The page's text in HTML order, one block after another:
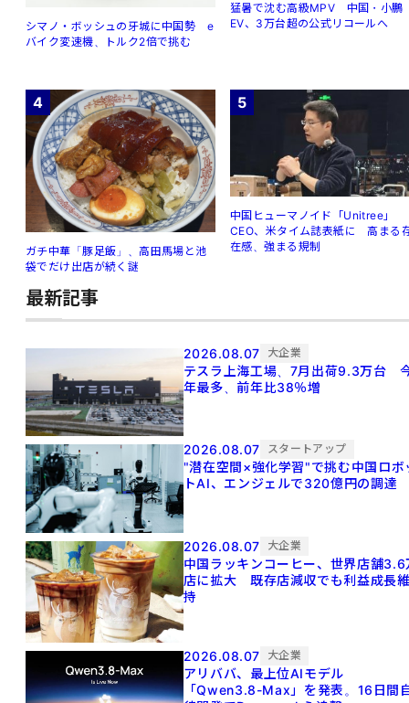
シマノ・ボッシュの牙城に中国勢 e
バイク変速機、トルク2倍で挑む
猛暑で沈む高級MPV 中国・小鵬
EV、3万台超の公式リコールへ
4
ガチ中華「豚足飯」、高田馬場と池
袋でだけ出店が続く謎
5
中国ヒューマノイド「Unitree」
CEO、米タイム誌表紙に 高まる
在感、強まる規制
最新記事
2026.08.07 大企業
テスラ上海工場、7月出荷9.3万台
年最多、前年比38％増
2026.08.07 スタートアップ
"潜在空間×強化学習"で挑む中国ロボ
トAI、エンジェルで320億円の調達
2026.08.07 大企業
中国ラッキンコーヒー、世界店舗3.6
店に拡大 既存店減収でも利益成長
持
2026.08.07 大企業
アリババ、最上位AIモデル
「Qwen3.8-Max」を発表。16日間